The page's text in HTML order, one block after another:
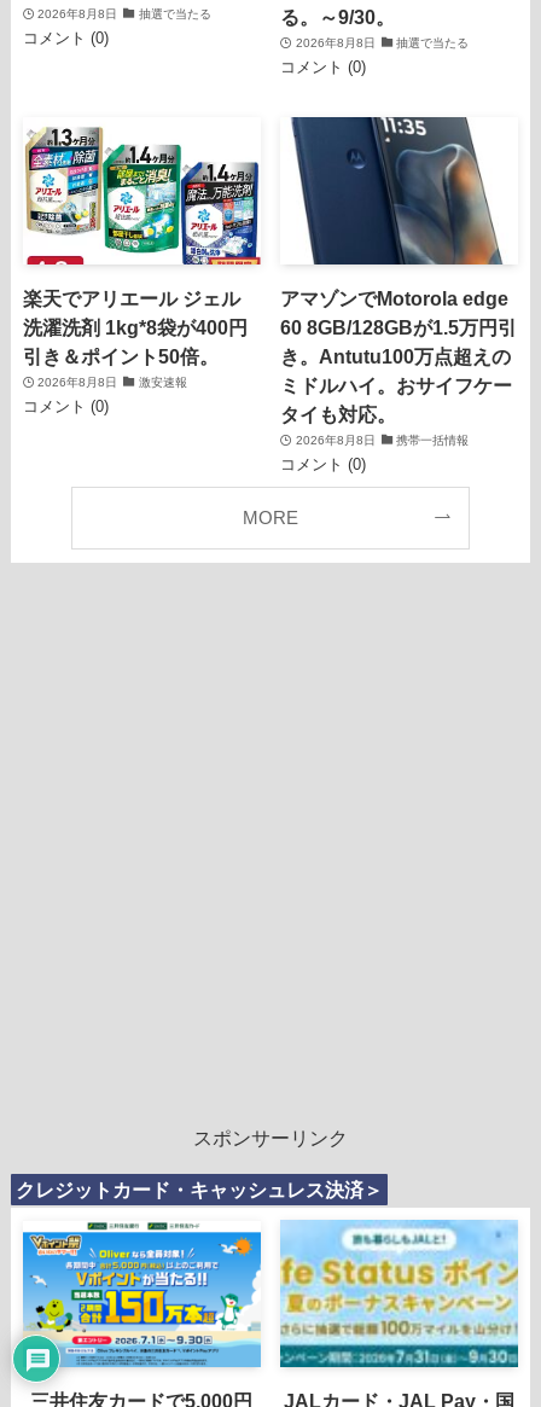
2026年8月8日 抽選で当たる
コメント (0)
る。～9/30。
2026年8月8日 抽選で当たる
コメント (0)
楽天でアリエール ジェル
洗濯洗剤 1kg*8袋が400円
引き＆ポイント50倍。
2026年8月8日 激安速報
コメント (0)
アマゾンでMotorola edge
60 8GB/128GBが1.5万円引
き。Antutu100万点超えの
ミドルハイ。おサイフケー
タイも対応。
2026年8月8日 携帯一括情報
コメント (0)
MORE
スポンサーリンク
クレジットカード・キャッシュレス決済＞
三井住友カードで5,000円 JALカード・JAL Pay・国